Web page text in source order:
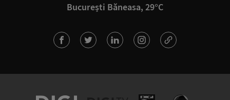
București Băneasa, 29°C